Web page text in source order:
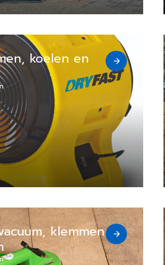
koelen en
klemmen